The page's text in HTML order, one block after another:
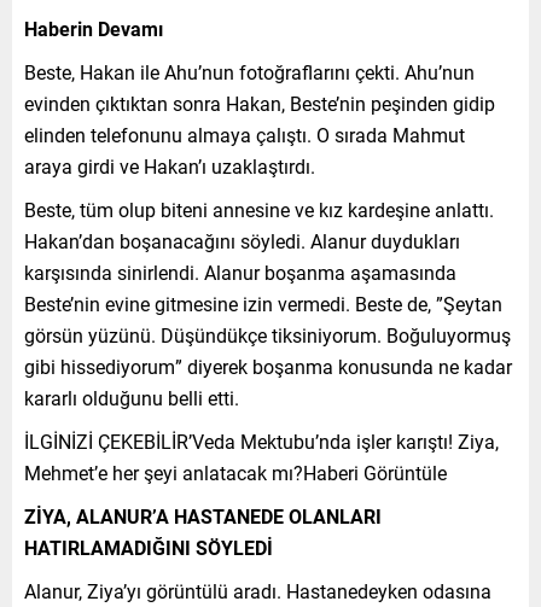
Haberin Devamı
Beste, Hakan ile Ahu’nun fotoğraflarını çekti. Ahu’nun
evinden çıktıktan sonra Hakan, Beste’nin peşinden gidip
elinden telefonunu almaya çalıştı. O sırada Mahmut
araya girdi ve Hakan’ı uzaklaştırdı.
Beste, tüm olup biteni annesine ve kız kardeşine anlattı.
Hakan’dan boşanacağını söyledi. Alanur duydukları
karşısında sinirlendi. Alanur boşanma aşamasında
Beste’nin evine gitmesine izin vermedi. Beste de, ”Şeytan
görsün yüzünü. Düşündükçe tiksiniyorum. Boğuluyormuş
gibi hissediyorum” diyerek boşanma konusunda ne kadar
kararlı olduğunu belli etti.
İLGİNİZİ ÇEKEBİLİR’Veda Mektubu’nda işler karıştı! Ziya,
Mehmet’e her şeyi anlatacak mı?Haberi Görüntüle
ZİYA, ALANUR’A HASTANEDE OLANLARI
HATIRLAMADIĞINI SÖYLEDİ
Alanur, Ziya’yı görüntülü aradı. Hastanedeyken odasına